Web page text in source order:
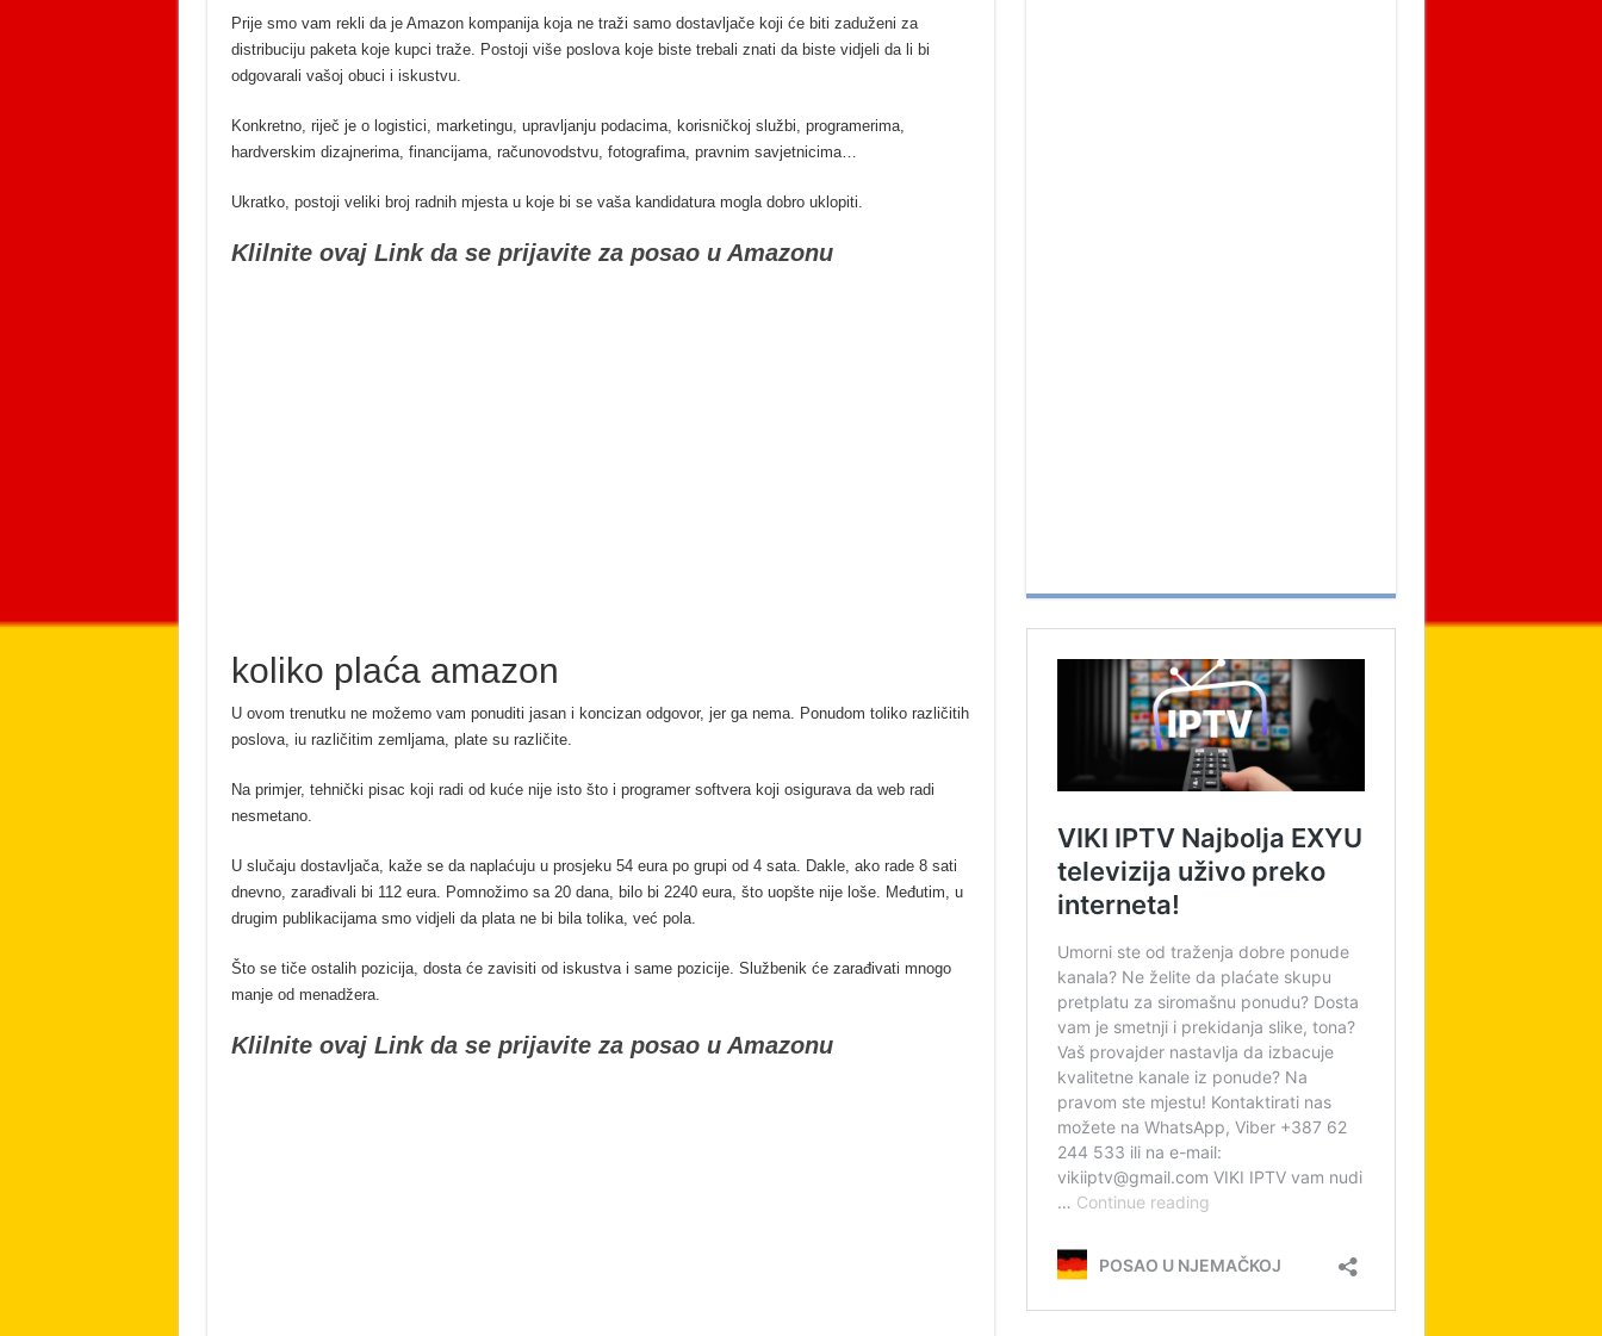
Prije smo vam rekli da je Amazon kompanija koja ne traži samo dostavljače koji će biti zaduženi za
distribuciju paketa koje kupci traže. Postoji više poslova koje biste trebali znati da biste vidjeli da li bi
odgovarali vašoj obuci i iskustvu.
Konkretno, riječ je o logistici, marketingu, upravljanju podacima, korisničkoj službi, programerima,
hardverskim dizajnerima, financijama, računovodstvu, fotografima, pravnim savjetnicima…
Ukratko, postoji veliki broj radnih mjesta u koje bi se vaša kandidatura mogla dobro uklopiti.
Klilnite ovaj Link da se prijavite za posao u Amazonu
koliko plaća amazon
U ovom trenutku ne možemo vam ponuditi jasan i koncizan odgovor, jer ga nema. Ponudom toliko različitih
poslova, iu različitim zemljama, plate su različite.
Na primjer, tehnički pisac koji radi od kuće nije isto što i programer softvera koji osigurava da web radi
nesmetano.
U slučaju dostavljača, kaže se da naplaćuju u prosjeku 54 eura po grupi od 4 sata. Dakle, ako rade 8 sati
dnevno, zarađivali bi 112 eura. Pomnožimo sa 20 dana, bilo bi 2240 eura, što uopšte nije loše. Međutim, u
drugim publikacijama smo vidjeli da plata ne bi bila tolika, već pola.
Što se tiče ostalih pozicija, dosta će zavisiti od iskustva i same pozicije. Službenik će zarađivati ​​mnogo
manje od menadžera.
Klilnite ovaj Link da se prijavite za posao u Amazonu